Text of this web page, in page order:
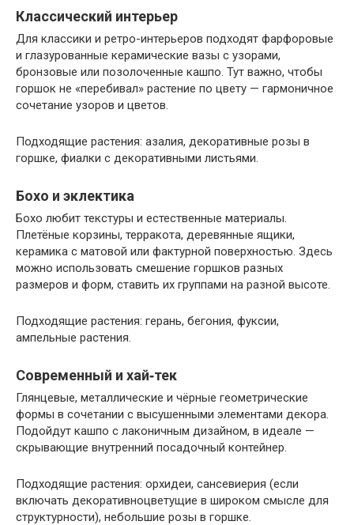
Классический интерьер
Для классики и ретро-интерьеров подходят фарфоровые
и глазурованные керамические вазы с узорами,
бронзовые или позолоченные кашпо. Тут важно, чтобы
горшок не «перебивал» растение по цвету — гармоничное
сочетание узоров и цветов.
Подходящие растения: азалия, декоративные розы в
горшке, фиалки с декоративными листьями.
Бохо и эклектика
Бохо любит текстуры и естественные материалы.
Плетёные корзины, терракота, деревянные ящики,
керамика с матовой или фактурной поверхностью. Здесь
можно использовать смешение горшков разных
размеров и форм, ставить их группами на разной высоте.
Подходящие растения: герань, бегония, фуксии,
ампельные растения.
Современный и хай‑тек
Глянцевые, металлические и чёрные геометрические
формы в сочетании с высушенными элементами декора.
Подойдут кашпо с лаконичным дизайном, в идеале —
скрывающие внутренний посадочный контейнер.
Подходящие растения: орхидеи, сансевиерия (если
включать декоративноцветущие в широком смысле для
структурности), небольшие розы в горшке.